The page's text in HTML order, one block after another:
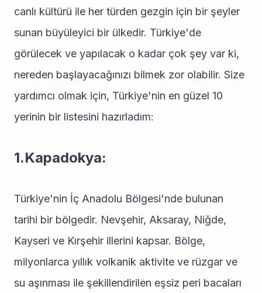
canlı kültürü ile her türden gezgin için bir şeyler
sunan büyüleyici bir ülkedir. Türkiye'de
görülecek ve yapılacak o kadar çok şey var ki,
nereden başlayacağınızı bilmek zor olabilir. Size
yardımcı olmak için, Türkiye'nin en güzel 10
yerinin bir listesini hazırladım:
1.Kapadokya:
Türkiye'nin İç Anadolu Bölgesi'nde bulunan
tarihi bir bölgedir. Nevşehir, Aksaray, Niğde,
Kayseri ve Kırşehir illerini kapsar. Bölge,
milyonlarca yıllık volkanik aktivite ve rüzgar ve
su aşınması ile şekillendirilen eşsiz peri bacaları